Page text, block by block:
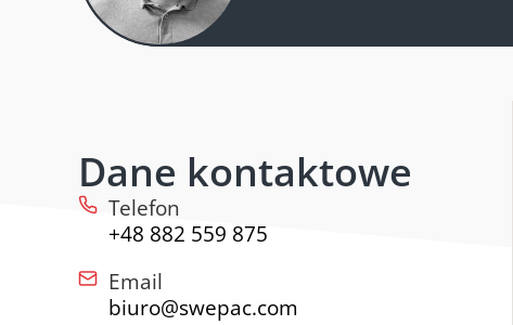
Dane kontaktowe
Telefon
+48 882 559 875
Email
biuro@swepac.com